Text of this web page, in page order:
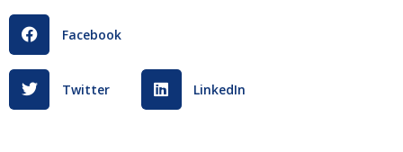
Facebook
Twitter LinkedIn